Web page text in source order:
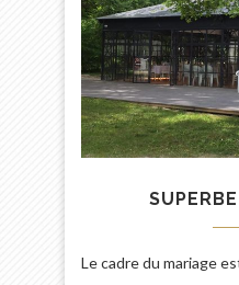
Le cadre du mariage